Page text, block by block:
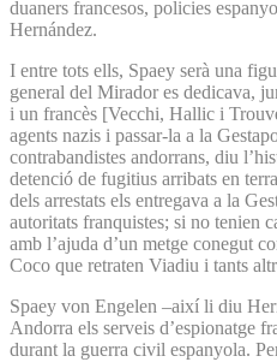
duaners francesos, policies
Hernández.
I entre tots ells, Spaey serà una
general del Mirador es dedicava,
i un francès [Vecchi, Hallic i
agents nazis i passar-la a la
contrabandistes andorrans, diu
detenció de fugitius arribats en
dels arrestats els entregava a la
autoritats franquistes; si no tenien
amb l’ajuda d’un metge conegut
Coco que retraten Viadiu i tants
Spaey von Engelen –així li diu
Andorra els serveis d’espionatge
durant la guerra civil espanyola.